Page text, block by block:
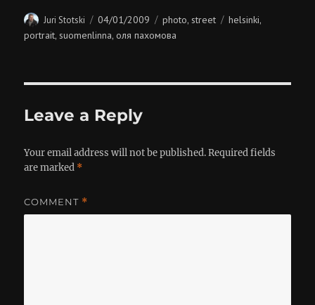
Author
Juri Stotski
Posted
on
04/01/2009 Categories
photo, street Tags
helsinki,
portrait, suomenlinna,оля пахомова
Leave a Reply
Your email address will not be published. Required fields
are marked *
COMMENT *